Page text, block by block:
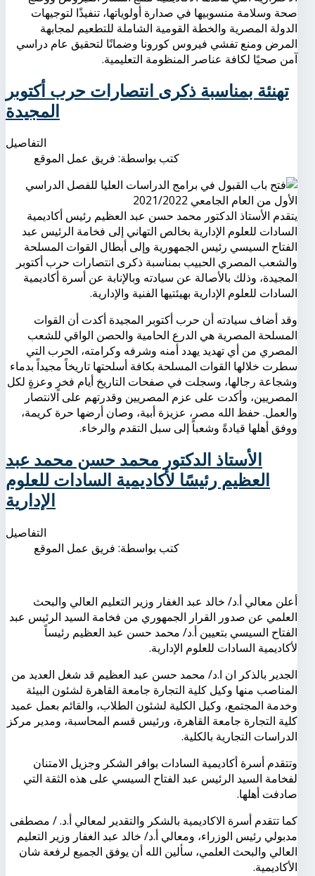
صحة وسلامة منسوبيها في صدارة أولوياتها، تنفيذًا لتوجيهات
الدولة المصرية والخطة القومية الشاملة للتطعيم لمجابهة
المرض ومنع تفشي فيروس كورونا وضمانًا لتحقيق عام دراسي
آمن صحيًا لكافة عناصر المنظومة التعليمية.
تهنئة بمناسبة ذكرى انتصارات حرب أكتوبر
المجيدة
التفاصيل
كتب بواسطة: فريق عمل الموقع
يتقدم الأستاذ الدكتور محمد حسن عبد العظيم رئيس أكاديمية
السادات للعلوم الإدارية بخالص التهاني إلى فخامة الرئيس عبد
الفتاح السيسي رئيس الجمهورية وإلى أبطال القوات المسلحة
والشعب المصري الحبيب بمناسبة ذكرى انتصارات حرب أكتوبر
المجيدة، وذلك بالأصالة عن سيادته وبالإنابة عن أسرة أكاديمية
السادات للعلوم الإدارية بهيئتيها الفنية والإدارية.
وقد أضاف سيادته أن حرب أكتوبر المجيدة أكدت أن القوات
المسلحة المصرية هي الدرع الحامية والحصن الواقي للشعب
المصري من أي تهديد يهدد أمنه وشرفه وكرامته، الحرب التي
سطرت خلالها القوات المسلحة بكافة أسلحتها تاريخاً مجيداً بدماء
وشجاعة رجالها، وسجلت في صفحات التاريخ أيام فخرٍ وعزةٍ لكل
المصريين، وأكدت على عزم المصريين وقدرتهم على الانتصار
والعمل. حفظ الله مصر، عزيزة أبية، وصان أرضها حرة كريمة،
ووفق أهلها قيادةً وشعباً إلى سبل التقدم والرخاء.
الأستاذ الدكتور محمد حسن محمد عبد
العظيم رئيسًا لأكاديمية السادات للعلوم
الإدارية
التفاصيل
كتب بواسطة: فريق عمل الموقع
أعلن معالي أ.د/ خالد عبد الغفار وزير التعليم العالي والبحث
العلمي عن صدور القرار الجمهوري من فخامة السيد الرئيس عبد
الفتاح السيسي بتعيين أ.د/ محمد حسن عبد العظيم رئيساً
لأكاديمية السادات للعلوم الإدارية.
الجدير بالذكر ان ا.د/ محمد حسن عبد العظيم قد شغل العديد من
المناصب منها وكيل كلية التجارة جامعة القاهرة لشئون البيئة
وخدمة المجتمع، وكيل الكلية لشئون الطلاب، والقائم بعمل عميد
كلية التجارة جامعة القاهرة، ورئيس قسم المحاسبة، ومدير مركز
الدراسات التجارية بالكلية.
وتتقدم أسرة أكاديمية السادات بوافر الشكر وجزيل الامتنان
لفخامة السيد الرئيس عبد الفتاح السيسي على هذه الثقة التي
صادفت أهلها.
كما تتقدم أسرة الاكاديمية بالشكر والتقدير لمعالي أ.د. / مصطفى
مدبولي رئيس الوزراء، ومعالي أ.د/ خالد عبد الغفار وزير التعليم
العالي والبحث العلمي، سألين الله أن يوفق الجميع لرفعة شان
الأكاديمية.